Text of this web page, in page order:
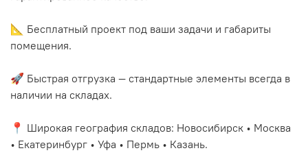
📐 Бесплатный проект под ваши задачи и габариты
помещения.
🚀 Быстрая отгрузка — стандартные элементы всегда в
наличии на складах.
📍 Широкая география складов: Новосибирск • Москва
• Екатеринбург • Уфа • Пермь • Казань.